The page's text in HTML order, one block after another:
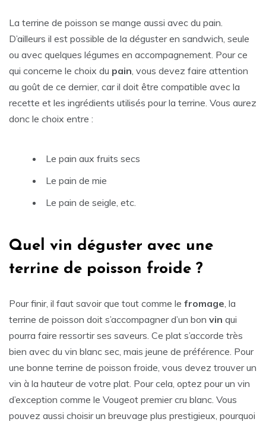
La terrine de poisson se mange aussi avec du pain.
D’ailleurs il est possible de la déguster en sandwich, seule
ou avec quelques légumes en accompagnement. Pour ce
qui concerne le choix du pain , vous devez faire attention
au goût de ce dernier, car il doit être compatible avec la
recette et les ingrédients utilisés pour la terrine. Vous aurez
donc le choix entre :
Le pain aux fruits secs
Le pain de mie
Le pain de seigle, etc.
Quel vin déguster avec une
terrine de poisson froide ?
Pour finir, il faut savoir que tout comme le fromage , la
terrine de poisson doit s’accompagner d’un bon vin qui
pourra faire ressortir ses saveurs. Ce plat s’accorde très
bien avec du vin blanc sec, mais jeune de préférence. Pour
une bonne terrine de poisson froide, vous devez trouver un
vin à la hauteur de votre plat. Pour cela, optez pour un vin
d’exception comme le Vougeot premier cru blanc. Vous
pouvez aussi choisir un breuvage plus prestigieux, pourquoi